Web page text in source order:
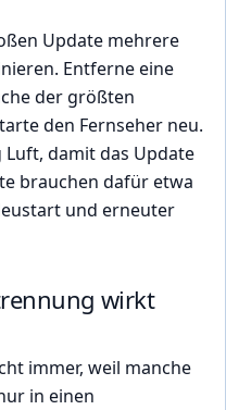
Update mehrere
Entferne eine
der größten
den Fernseher neu.
damit das Update
brauchen dafür etwa
und erneuter
wirkt
immer, weil manche
in einen